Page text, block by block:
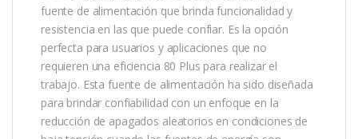
fuente de alimentación que brinda funcionalidad y
resistencia en las que puede confiar. Es la opción
perfecta para usuarios y aplicaciones que no
requieren una eficiencia 80 Plus para realizar el
trabajo. Esta fuente de alimentación ha sido diseñada
para brindar confiabilidad con un enfoque en la
reducción de apagados aleatorios en condiciones de